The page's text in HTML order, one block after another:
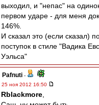
выходил, и "непас" на
первом ударе - для меня
146%.
И сказал это (если сказал)
поступок в стиле "Вадика
Уэльса"
Pafnuti -
25 ноя 2012 16:50
Rblackmore